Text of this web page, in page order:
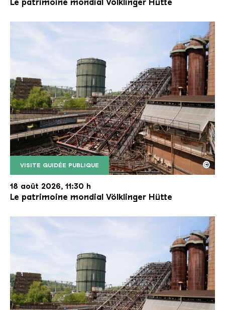
Le patrimoine mondial Völklinger Hütte
VISITE GUIDÉE PUBLIQUE
Le monte-charge incliné de la Völklinger Hütte
Copyright: Weltkulturerbe Völklinger Hütte | Karl
©
18 août 2026, 11:30 h
Le patrimoine mondial Völklinger Hütte